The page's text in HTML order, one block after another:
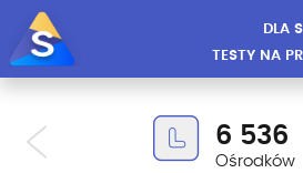
DLA
TESTY NA
6 536
Ośrodków